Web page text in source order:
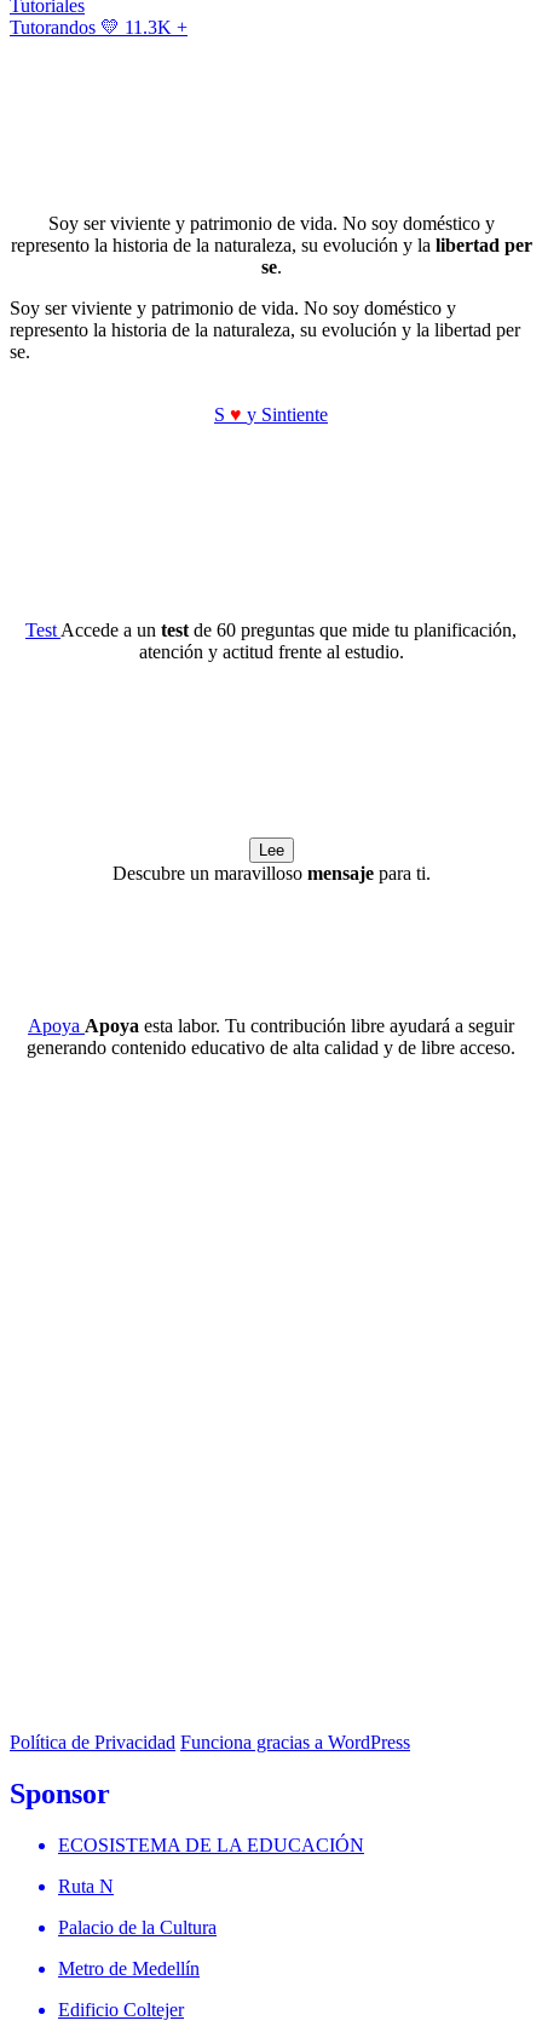
Tutoriales
Tutorandos 💛 11.3K +
Soy ser viviente y patrimonio de vida. No soy doméstico y
represento la historia de la naturaleza, su evolución y la libertad per
se.
Soy ser viviente y patrimonio de vida. No soy doméstico y
represento la historia de la naturaleza, su evolución y la libertad per
se.
S ♥ y Sintiente
Test Accede a un test de 60 preguntas que mide tu planificación,
atención y actitud frente al estudio.
Lee
Descubre un maravilloso mensajepara ti.
Apoya Apoya esta labor. Tu contribución libre ayudará a seguir
generando contenido educativo de alta calidad y de libre acceso.
Política de Privacidad Funciona gracias a WordPress
Sponsor
ECOSISTEMA DE LA EDUCACIÓN
Ruta N
Palacio de la Cultura
Metro de Medellín
Edificio Coltejer